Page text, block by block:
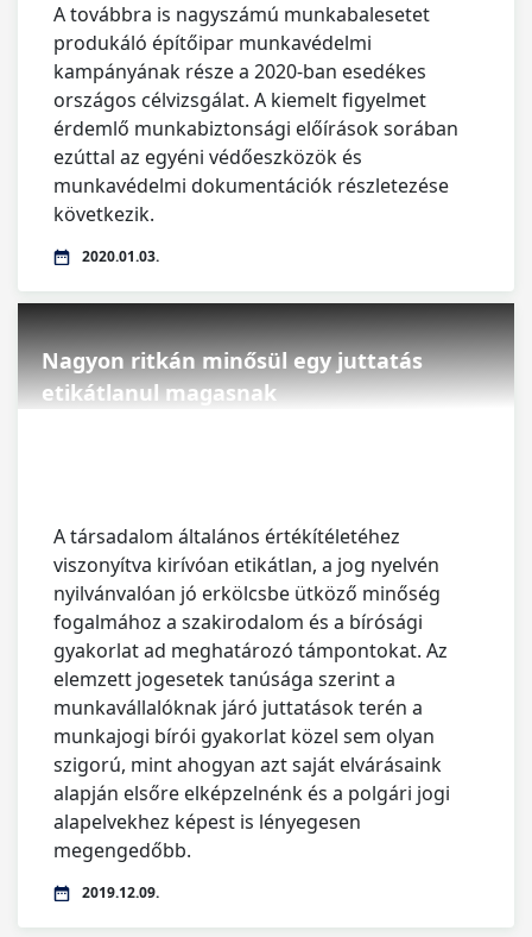
A továbbra is nagyszámú munkabalesetet
produkáló építőipar munkavédelmi
kampányának része a 2020-ban esedékes
országos célvizsgálat. A kiemelt figyelmet
érdemlő munkabiztonsági előírások sorában
ezúttal az egyéni védőeszközök és
munkavédelmi dokumentációk részletezése
következik.
2020.01.03.
Nagyon ritkán minősül egy juttatás
etikátlanul magasnak
A társadalom általános értékítéletéhez
viszonyítva kirívóan etikátlan, a jog nyelvén
nyilvánvalóan jó erkölcsbe ütköző minőség
fogalmához a szakirodalom és a bírósági
gyakorlat ad meghatározó támpontokat. Az
elemzett jogesetek tanúsága szerint a
munkavállalóknak járó juttatások terén a
munkajogi bírói gyakorlat közel sem olyan
szigorú, mint ahogyan azt saját elvárásaink
alapján elsőre elképzelnénk és a polgári jogi
alapelvekhez képest is lényegesen
megengedőbb.
2019.12.09.